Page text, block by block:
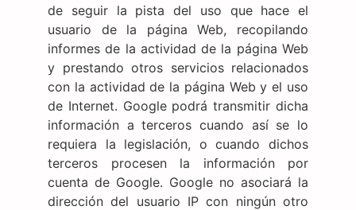
de seguir la pista del uso que hace el
usuario de la página Web, recopilando
informes de la actividad de la página Web
y prestando otros servicios relacionados
con la actividad de la página Web y el uso
de Internet. Google podrá transmitir dicha
información a terceros cuando así se lo
requiera la legislación, o cuando dichos
terceros procesen la información por
cuenta de Google. Google no asociará la
dirección del usuario IP con ningún otro